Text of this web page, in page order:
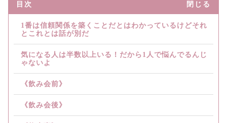
目次 閉じる
1番は信頼関係を築くことだとはわかっているけどそれ
とこれとは話が別だ
気になる人は半数以上いる！だから1人で悩んでるんじ
ゃないよ
《飲み会前》
《飲み会後》